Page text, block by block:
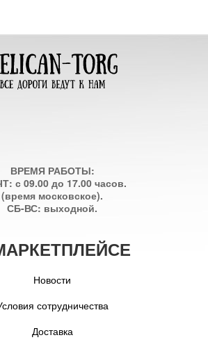
ВРЕМЯ РАБОТЫ:
с 09.00 до 17.00 часов.
(время московское).
СБ-ВС: выходной.
Новости
сотрудничества
Доставка